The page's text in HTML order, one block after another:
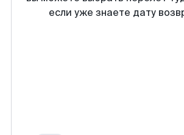
если уже знаете дату